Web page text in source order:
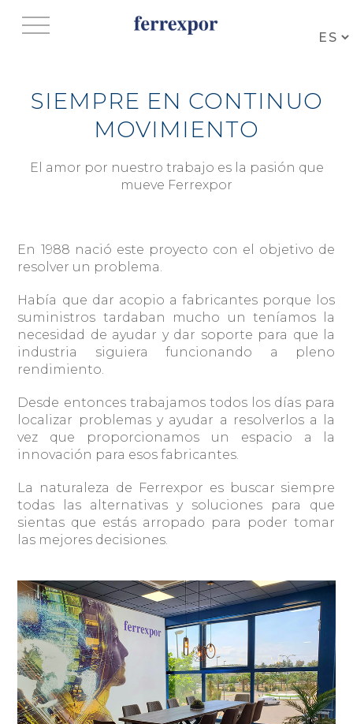
SIEMPRE EN CONTINUO
MOVIMIENTO
El amor por nuestro trabajo es la pasión que
mueve Ferrexpor
En 1988 nació este proyecto con el objetivo de
resolver un problema.
Había que dar acopio a fabricantes porque los
suministros tardaban mucho un teníamos la
necesidad de ayudar y dar soporte para que la
industria siguiera funcionando a pleno
rendimiento.
Desde entonces trabajamos todos los días para
localizar problemas y ayudar a resolverlos a la
vez que proporcionamos un espacio a la
innovación para esos fabricantes.
La naturaleza de Ferrexpor es buscar siempre
todas las alternativas y soluciones para que
sientas que estás arropado para poder tomar
las mejores decisiones.